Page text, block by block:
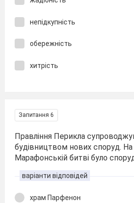
непідкупність
обережність
хитрість
Запитання 6
Правління Перикла
будівництвом нових споруд.
Марафонській битві було
варіанти відповідей
храм Парфенон